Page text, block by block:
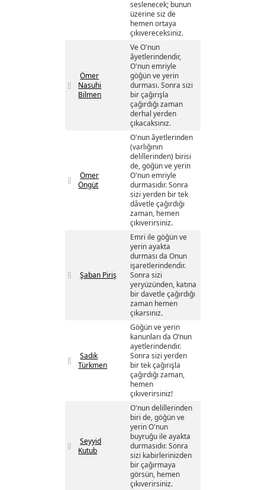
seslenecek; bunun
üzerine siz de
hemen ortaya
çıkıvereceksiniz.
Ömer
Nasuhi
Bilmen
Ve O'nun
âyetlerindendir,
O'nun emriyle
göğün ve yerin
durması. Sonra sizi
bir çağırışla
çağırdığı zaman
derhal yerden
çıkacaksınız.
Ömer
Öngüt
O'nun âyetlerinden
(varlığının
delillerinden) birisi
de, göğün ve yerin
O'nun emriyle
durmasıdır. Sonra
sizi yerden bir tek
dâvetle çağırdığı
zaman, hemen
çıkıverirsiniz.
Şaban Piriş
Emri ile göğün ve
yerin ayakta
durması da Onun
işaretlerindendir.
Sonra sizi
yeryüzünden, katına
bir davetle çağırdığı
zaman hemen
çıkarsınız.
Sadık
Türkmen
Göğün ve yerin
kanunları da O’nun
ayetlerindendir.
Sonra sizi yerden
bir tek çağırışla
çağırdığı zaman,
hemen
çıkıverirsiniz!
Seyyid
Kutub
O'nun delillerinden
biri de, göğün ve
yerin O'nun
buyruğu ile ayakta
durmasıdır. Sonra
sizi kabirlerinizden
bir çağırmaya
görsün, hemen
çıkıverirsiniz.